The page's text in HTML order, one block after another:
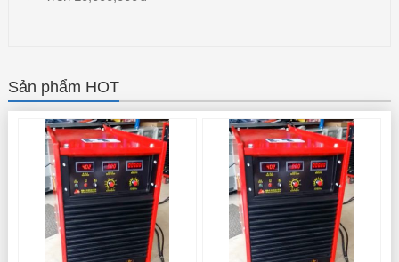
Sản phẩm HOT